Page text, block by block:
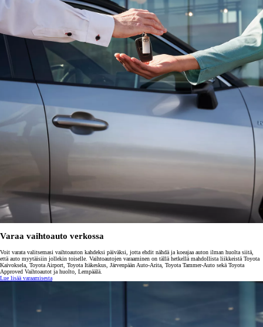
Varaa vaihtoauto verkossa
Voit varata valitsemasi vaihtoauton kahdeksi päiväksi, jotta ehdit nähdä ja koeajaa auton ilman huolta siitä,
että auto myytäisiin jollekin toiselle. Vaihtoautojen varaaminen on tällä hetkellä mahdollista liikkeistä Toyota
Kaivoksela, Toyota Airport, Toyota Itäkeskus, Järvenpään Auto-Arita, Toyota Tammer-Auto sekä Toyota
Approved Vaihtoautot ja huolto, Lempäälä.
Lue lisää varaamisesta